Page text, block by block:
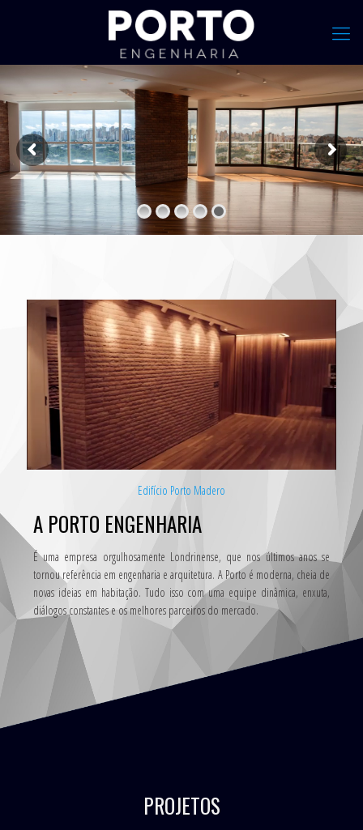
Edifício Porto Madero
A PORTO ENGENHARIA
É uma empresa orgulhosamente Londrinense, que nos últimos anos se
tornou referência em engenharia e arquitetura. A Porto é moderna, cheia de
novas ideias em habitação. Tudo isso com uma equipe dinâmica, enxuta,
diálogos constantes e os melhores parceiros do mercado.
PROJETOS